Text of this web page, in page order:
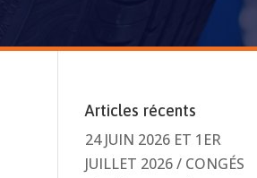
Articles récents
24 JUIN 2026 ET 1ER
JUILLET 2026 / CONGÉS